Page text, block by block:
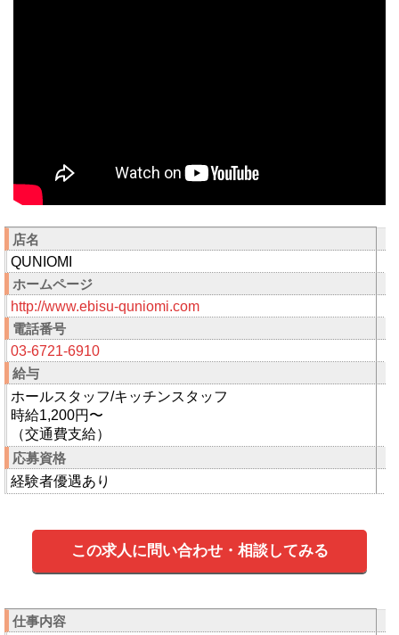
店名
QUNIOMI
ホームページ
http://www.ebisu-quniomi.com
電話番号
03-6721-6910
給与
ホールスタッフ/キッチンスタッフ
時給1,200円〜
（交通費支給）
応募資格
経験者優遇あり
この求人に問い合わせ・相談してみる
仕事内容